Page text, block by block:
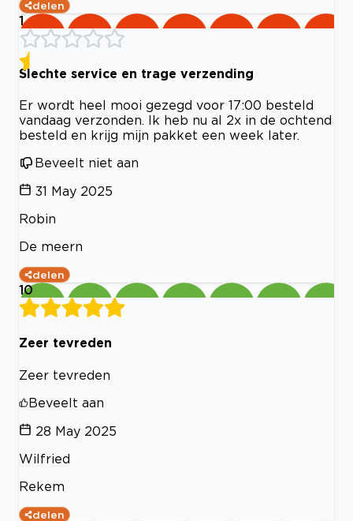
delen
1
Slechte service en trage verzending
Er wordt heel mooi gezegd voor 17:00 besteld
vandaag verzonden. Ik heb nu al 2x in de ochtend
besteld en krijg mijn pakket een week later.
Beveelt niet aan
31 May 2025
Robin
De meern
delen
10
Zeer tevreden
Zeer tevreden
Beveelt aan
28 May 2025
Wilfried
Rekem
delen